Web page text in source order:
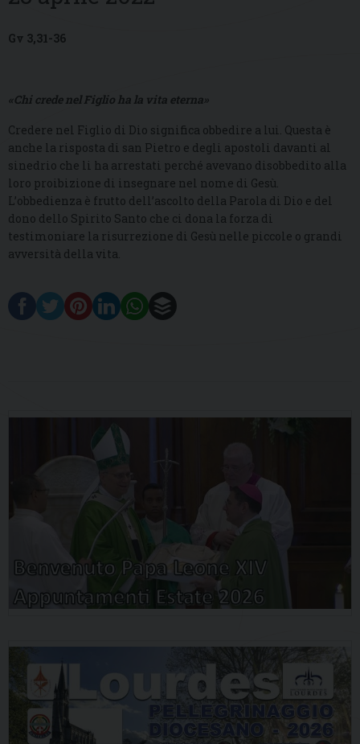
Gv 3,31-36
«Chi crede nel Figlio ha la vita eterna»
Credere nel Figlio di Dio significa obbedire a lui. Questa è
anche la risposta di san Pietro e degli apostoli davanti al
sinedrio che li ha arrestati perché avevano disobbedito alla
loro proibizione di insegnare nel nome di Gesù.
L’obbedienza è frutto dell’ascolto della Parola di Dio e del
dono dello Spirito Santo che ci dona la forza di
testimoniare la risurrezione di Gesù nelle piccole o grandi
avversità della vita.